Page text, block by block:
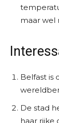
maar wel
Belfast is
De stad
haar rijke